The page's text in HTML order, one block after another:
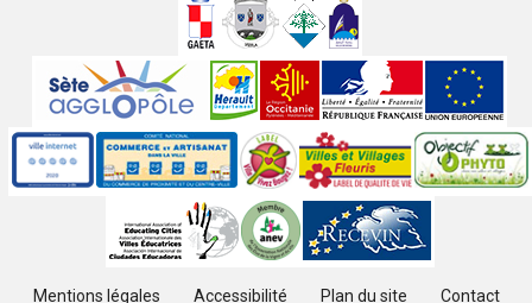
partenaires
Labels
Mentions légales Accessibilité Plan du site Contact